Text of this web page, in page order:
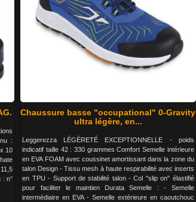
:
10
: n°
Chaussure basse "occupational" 0-Gravity
ultra légère, en...
Leggerezza LÉGÈRETÉ EXCEPTIONNELLE - poids
indicatif taille 42 : 330 grammes Comfort Semelle intérieure
en EVA FOAM avec coussinet amortissant dans la zone du
talon Design - Tissu mesh à haute respirabilité avec inserts
en TPU - Support de stabilité talon - Col "slip on" élastifié
pour faciliter le maintien Durata Semelle : - Semelle
intermédiaire en EVA - Semelle extérieure en caoutchouc